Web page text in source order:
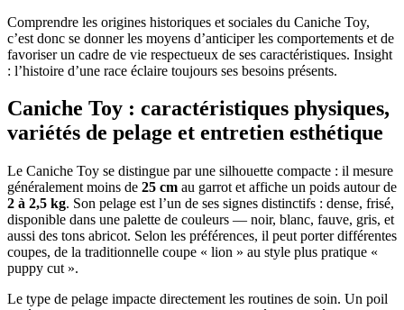
Comprendre les origines historiques et sociales du Caniche Toy,
c’est donc se donner les moyens d’anticiper les comportements et de
favoriser un cadre de vie respectueux de ses caractéristiques. Insight
: l’histoire d’une race éclaire toujours ses besoins présents.
Caniche Toy : caractéristiques physiques,
variétés de pelage et entretien esthétique
Le Caniche Toy se distingue par une silhouette compacte : il mesure
généralement moins de 25 cm au garrot et affiche un poids autour de
2 à 2,5 kg. Son pelage est l’un de ses signes distinctifs : dense, frisé,
disponible dans une palette de couleurs — noir, blanc, fauve, gris, et
aussi des tons abricot. Selon les préférences, il peut porter différentes
coupes, de la traditionnelle coupe « lion » au style plus pratique «
puppy cut ».
Le type de pelage impacte directement les routines de soin. Un poil